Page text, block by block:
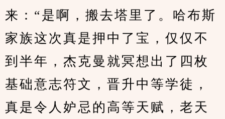
来：“是啊，搬去塔里了。哈布斯
家族这次真是押中了宝，仅仅不
到半年，杰克曼就冥想出了四枚
基础意志符文，晋升中等学徒，
真是令人妒忌的高等天赋，老天